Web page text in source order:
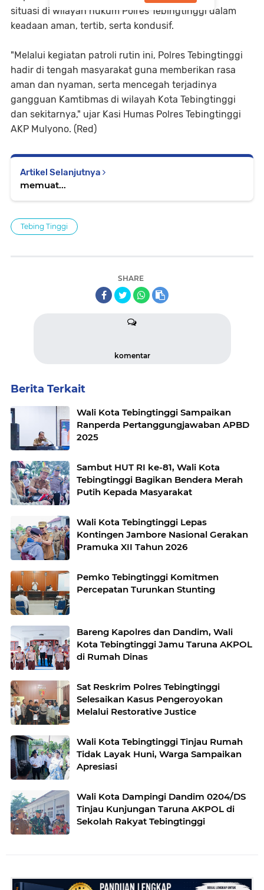
situasi di wilayah hukum Polres Tebingtinggi dalam
keadaan aman, tertib, serta kondusif.
"Melalui kegiatan patroli rutin ini, Polres Tebingtinggi
hadir di tengah masyarakat guna memberikan rasa
aman dan nyaman, serta mencegah terjadinya
gangguan Kamtibmas di wilayah Kota Tebingtinggi
dan sekitarnya," ujar Kasi Humas Polres Tebingtinggi
AKP Mulyono. (Red)
Artikel Selanjutnya
memuat...
Tebing Tinggi
SHARE
komentar
Berita Terkait
Wali Kota Tebingtinggi Sampaikan
Ranperda Pertanggungjawaban APBD
2025
Sambut HUT RI ke-81, Wali Kota
Tebingtinggi Bagikan Bendera Merah
Putih Kepada Masyarakat
Wali Kota Tebingtinggi Lepas
Kontingen Jambore Nasional Gerakan
Pramuka XII Tahun 2026
Pemko Tebingtinggi Komitmen
Percepatan Turunkan Stunting
Bareng Kapolres dan Dandim, Wali
Kota Tebingtinggi Jamu Taruna AKPOL
di Rumah Dinas
Sat Reskrim Polres Tebingtinggi
Selesaikan Kasus Pengeroyokan
Melalui Restorative Justice
Wali Kota Tebingtinggi Tinjau Rumah
Tidak Layak Huni, Warga Sampaikan
Apresiasi
Wali Kota Dampingi Dandim 0204/DS
Tinjau Kunjungan Taruna AKPOL di
Sekolah Rakyat Tebingtinggi